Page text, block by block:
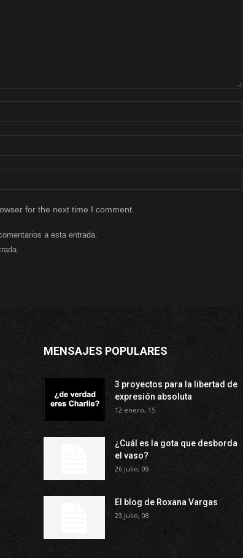
for the next time I comment.
a esta entrada.
MENSAJES POPULARES
3 proyectos para la libertad de
expresión absoluta
12 enero, 15
¿Cuál es la gota que desborda
el vaso?
26 julio, 09
El blog de Roxana Vargas
23 julio, 08